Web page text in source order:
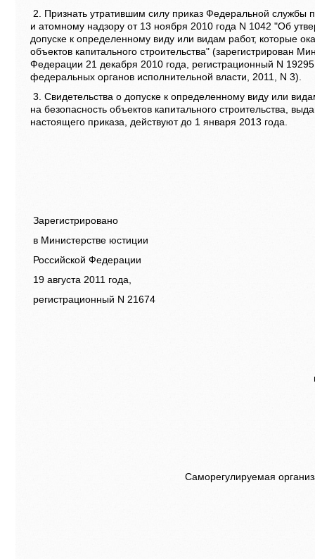
2. Признать утратившим силу приказ Федеральной службы
и атомному надзору от 13 ноября 2010 года N 1042 "Об
допуске к определенному виду или видам работ, которые
объектов капитального строительства" (зарегистрирован
Федерации 21 декабря 2010 года, регистрационный N
федеральных органов исполнительной власти, 2011, N 3).
3. Свидетельства о допуске к определенному виду или
на безопасность объектов капитального строительства,
настоящего приказа, действуют до 1 января 2013 года.
Зарегистрировано
в Министерстве юстиции
Российской Федерации
19 августа 2011 года,
регистрационный N 21674
Саморегулируемая